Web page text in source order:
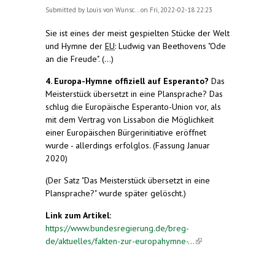
Submitted by Louis von Wunsc...on Fri, 2022-02-18 22:23
Sie ist eines der meist gespielten Stücke der Welt
und Hymne der EU: Ludwig van Beethovens "Ode
an die Freude". (...)
4. Europa-Hymne offiziell auf Esperanto? Das
Meisterstück übersetzt in eine Plansprache? Das
schlug die Europäische Esperanto-Union vor, als
mit dem Vertrag von Lissabon die Möglichkeit
einer Europäischen Bürgerinitiative eröffnet
wurde - allerdings erfolglos. (Fassung Januar
2020)
(Der Satz "Das Meisterstück übersetzt in eine
Plansprache?" wurde später gelöscht.)
Link zum Artikel:
https://www.bundesregierung.de/breg-
de/aktuelles/fakten-zur-europahymne-...(link is